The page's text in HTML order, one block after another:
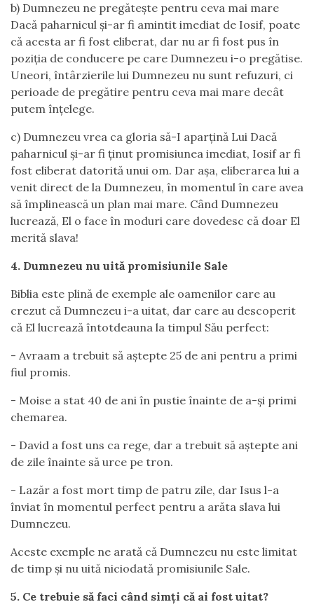
b) Dumnezeu ne pregătește pentru ceva mai mare
Dacă paharnicul și-ar fi amintit imediat de Iosif, poate
că acesta ar fi fost eliberat, dar nu ar fi fost pus în
poziția de conducere pe care Dumnezeu i-o pregătise.
Uneori, întârzierile lui Dumnezeu nu sunt refuzuri, ci
perioade de pregătire pentru ceva mai mare decât
putem înțelege.
c) Dumnezeu vrea ca gloria să-I aparțină Lui Dacă
paharnicul și-ar fi ținut promisiunea imediat, Iosif ar fi
fost eliberat datorită unui om. Dar așa, eliberarea lui a
venit direct de la Dumnezeu, în momentul în care avea
să împlinească un plan mai mare. Când Dumnezeu
lucrează, El o face în moduri care dovedesc că doar El
merită slava!
4. Dumnezeu nu uită promisiunile Sale
Biblia este plină de exemple ale oamenilor care au
crezut că Dumnezeu i-a uitat, dar care au descoperit
că El lucrează întotdeauna la timpul Său perfect:
- Avraam a trebuit să aștepte 25 de ani pentru a primi
fiul promis.
- Moise a stat 40 de ani în pustie înainte de a-și primi
chemarea.
- David a fost uns ca rege, dar a trebuit să aștepte ani
de zile înainte să urce pe tron.
- Lazăr a fost mort timp de patru zile, dar Isus l-a
înviat în momentul perfect pentru a arăta slava lui
Dumnezeu.
Aceste exemple ne arată că Dumnezeu nu este limitat
de timp și nu uită niciodată promisiunile Sale.
5. Ce trebuie să faci când simți că ai fost uitat?